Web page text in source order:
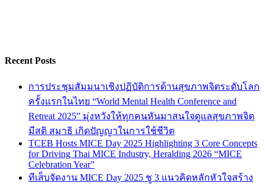
Recent Posts
การประชุมสัมมนาเชิงปฏิบัติการด้านสุขภาพจิตระดับโลก
ครั้งแรกในไทย “World Mental Health Conference and
Retreat 2025” มุ่งหวังให้ทุกคนหันมาสนใจดูแลสุขภาพจิต
มีสติ สมาธิ เกิดปัญญาในการใช้ชีวิต
TCEB Hosts MICE Day 2025 Highlighting 3 Core Concepts
for Driving Thai MICE Industry, Heralding 2026 “MICE
Celebration Year”
ทีเส็บจัดงาน MICE Day 2025 ชู 3 แนวคิดหลักหัวใจสร้าง